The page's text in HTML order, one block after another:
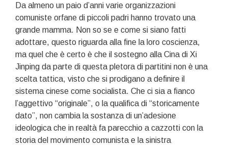
Da almeno un paio d’anni varie organizzazioni
comuniste orfane di piccoli padri hanno trovato una
grande mamma. Non so se e come si siano fatti
adottare, questo riguarda alla fine la loro coscienza,
ma quel che è certo è che il sostegno alla Cina di Xi
Jinping da parte di questa pletora di partitini non è una
scelta tattica, visto che si prodigano a definire il
sistema cinese come socialista. Che ci sia a fianco
l’aggettivo “originale”, o la qualifica di “storicamente
dato”, non cambia la sostanza di un’adesione
ideologica che in realtà fa parecchio a cazzotti con la
storia del movimento comunista e la sinistra